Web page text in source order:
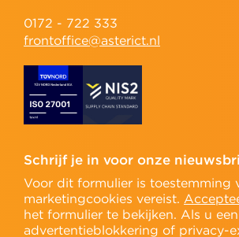
0172 - 722 333
frontoffice@asterict.nl
Schrijf je in voor onze
Voor dit formulier is toestemming
marketingcookies vereist.
het formulier te bekijken. Als u een
advertentieblokkering of privacy-